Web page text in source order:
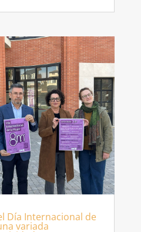
Día Internacional de
variada